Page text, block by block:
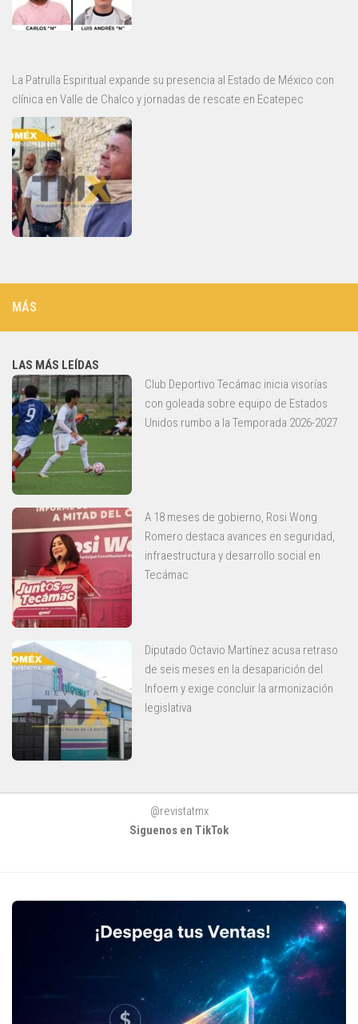
La Patrulla Espiritual expande su presencia al Estado de México con
clínica en Valle de Chalco y jornadas de rescate en Ecatepec
MÁS
LAS MÁS LEÍDAS
Club Deportivo Tecámac inicia visorías
con goleada sobre equipo de Estados
Unidos rumbo a la Temporada 2026-2027
A 18 meses de gobierno, Rosi Wong
Romero destaca avances en seguridad,
infraestructura y desarrollo social en
Tecámac
Diputado Octavio Martínez acusa retraso
de seis meses en la desaparición del
Infoem y exige concluir la armonización
legislativa
@revistatmx
Siguenos en TikTok